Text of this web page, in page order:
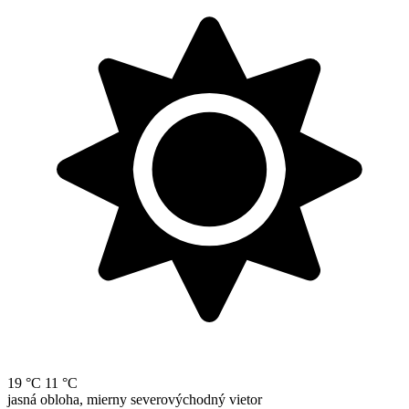
19 °C 11 °C
jasná obloha, mierny severovýchodný vietor